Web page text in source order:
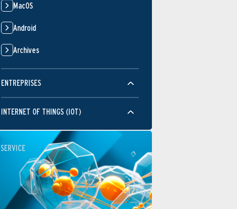
MacOS
Android
Archives
ENTREPRISES
INTERNET OF THINGS (IOT)
SERVICE